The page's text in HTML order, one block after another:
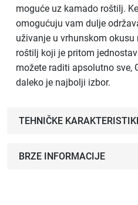
moguće uz kamado roštilj.
omogućuju vam dulje
uživanje u vrhunskom
roštilj koji je pritom
možete raditi apsolutno sve,
daleko je najbolji izbor.
TEHNIČKE
BRZE INFORMACIJE